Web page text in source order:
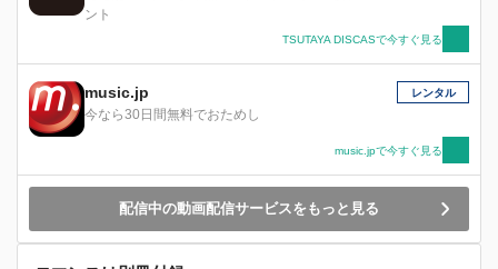
ント
TSUTAYA DISCASで今すぐ見る
music.jp
今なら30日間無料でおためし
レンタル
music.jpで今すぐ見る
配信中の動画配信サービスをもっと見る